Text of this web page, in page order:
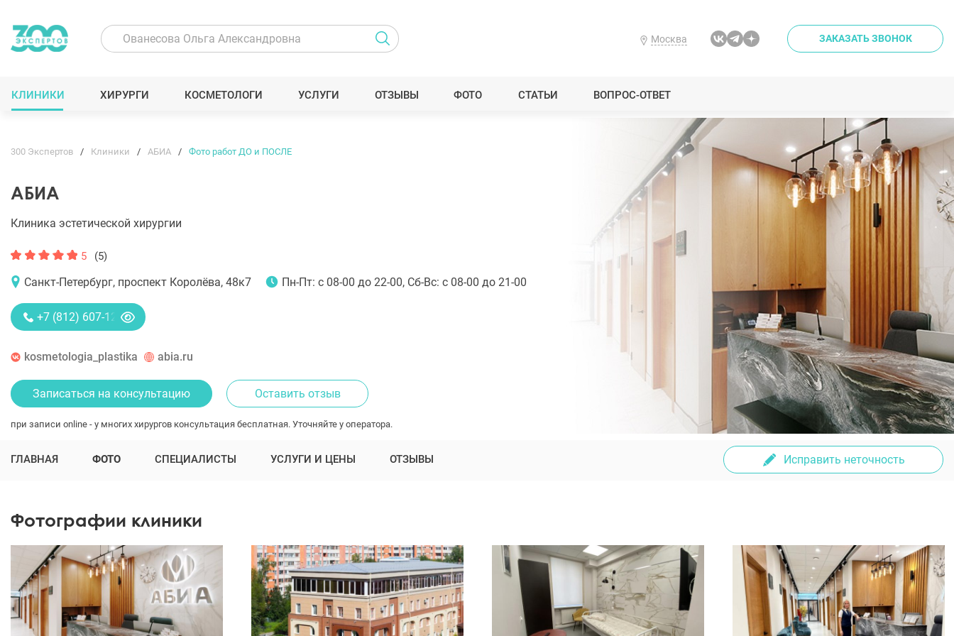
Москва ЗАКАЗАТЬ ЗВОНОК
КЛИНИКИ ХИРУРГИ КОСМЕТОЛОГИ УСЛУГИ ОТЗЫВЫ ФОТО СТАТЬИ ВОПРОС-ОТВЕТ
300 Экспертов Клиники АБИА Фото работ ДО и ПОСЛЕ
АБИА
Клиника эстетической хирургии
5 (5)
Санкт-Петербург, проспект Королёва, 48к7 Пн-Пт: с 08-00 до 22-00, Сб-Вс: с 08-00 до 21-00
+7 (812) 607-12-00
kosmetologia_plastika abia.ru
Записаться на консультацию Оставить отзыв
при записи online - у многих хирургов консультация бесплатная. Уточняйте у оператора.
ГЛАВНАЯ ФОТО СПЕЦИАЛИСТЫ УСЛУГИ И ЦЕНЫ ОТЗЫВЫ Исправить неточность
Фотографии клиники